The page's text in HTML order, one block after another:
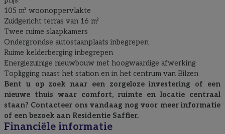
105 m² woonoppervlakte
Zuidgericht terras van 16 m²
Twee ruime slaapkamers
Ondergrondse autostaanplaats inbegrepen
Ruime kelderberging inbegrepen
Energiezuinige nieuwbouw met hoogwaardige afwerking
Topligging naast het station en in het centrum van Bilzen
Bent u op zoek naar een zorgeloze investering of een
nieuwe thuis waar comfort, ruimte en locatie centraal
staan? Contacteer ons vandaag nog voor meer informatie
of een bezoek aan Residentie Saffier.
Financiële informatie